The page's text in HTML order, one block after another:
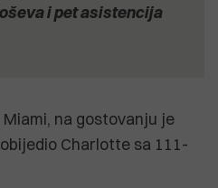
i pet asistencija
na gostovanju je
Charlotte sa 111-